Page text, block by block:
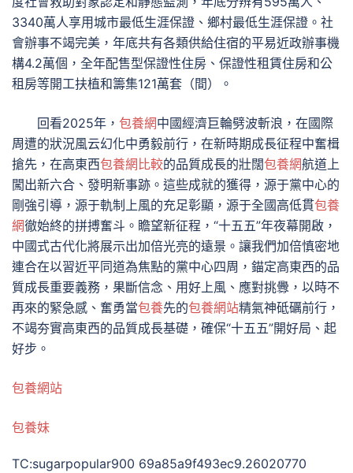
3340萬人享用城市最低生涯保證、鄉村最低生涯保證。社
會辦事不竭完美，年底共有各類供給住宿的平易近政辦事機
構4.2萬個，全年配售型保證性住房、保證性租賃住房和公
租房等開工扶植和籌集121萬套（間）。
回看2025年， 包養網中國經濟巨輪劈波斬浪，在國際
周遭的狀況風云幻化中勇毅前行，在新時期成長征程中奮楫
搶先，在高東西包養網比較的品質成長的壯闊包養網航道上
闖出新六合、發明新事跡。這些成就的獲得，源于黨中心的
剛強引導，源于軌制上風的充足彰顯，源于全國高低貫包養
網徹始終的拼搏奮斗。瞻望新征程，“十五五”年夜幕開啟，
中國式古代化將展示出加倍光亮的遠景。讓我們加倍慎密地
連合在以習近平同道為焦點的黨中心四周，錨定高東西的品
質成長重要義務，果斷信念、用好上風、應對挑釁，以時不
再來的緊急感、奮勇當包養先的包養網站精氣神砥礪前行，
不竭夯實高東西的品質成長基礎，確保“十五五”開好局、起
好步。
包養網站
包養妹
TC:sugarpopular900 69a85a9f493ec9.26020770